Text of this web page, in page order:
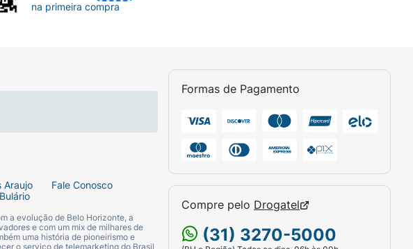
com água. Evite contato com os olhos. Use
Araujo
Fale Conosco
Bulário
a evolução de Belo Horizonte, a
e com um mix de milhares de
uma história de pioneirismo e
o serviço de telemarketing do Brasil
Formas de Pagamento
Compre pelo Drogatel
(31) 3270-5000
na primeira compra